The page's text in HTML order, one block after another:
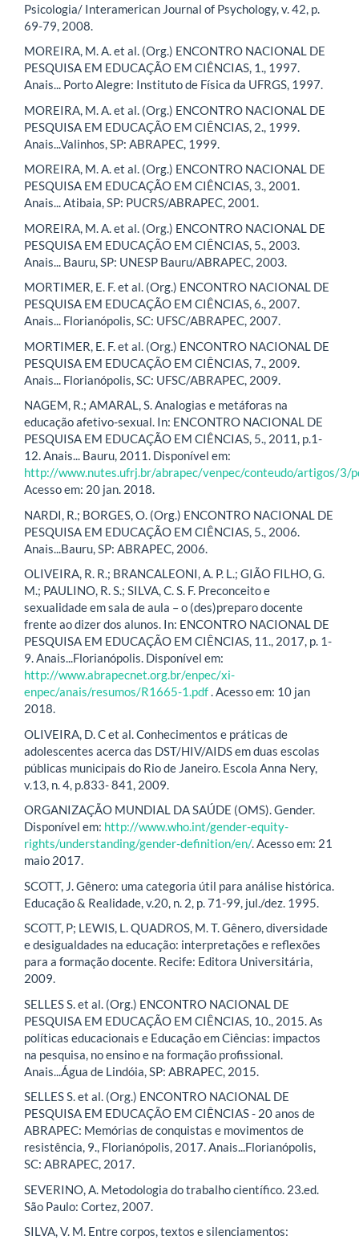
Psicologia/ Interamerican Journal of Psychology, v. 42, p.
69-79, 2008.
MOREIRA, M. A. et al. (Org.) ENCONTRO NACIONAL DE
PESQUISA EM EDUCAÇÃO EM CIÊNCIAS, 1., 1997.
Anais... Porto Alegre: Instituto de Física da UFRGS, 1997.
MOREIRA, M. A. et al. (Org.) ENCONTRO NACIONAL DE
PESQUISA EM EDUCAÇÃO EM CIÊNCIAS, 2., 1999.
Anais...Valinhos, SP: ABRAPEC, 1999.
MOREIRA, M. A. et al. (Org.) ENCONTRO NACIONAL DE
PESQUISA EM EDUCAÇÃO EM CIÊNCIAS, 3., 2001.
Anais... Atibaia, SP: PUCRS/ABRAPEC, 2001.
MOREIRA, M. A. et al. (Org.) ENCONTRO NACIONAL DE
PESQUISA EM EDUCAÇÃO EM CIÊNCIAS, 5., 2003.
Anais... Bauru, SP: UNESP Bauru/ABRAPEC, 2003.
MORTIMER, E. F. et al. (Org.) ENCONTRO NACIONAL DE
PESQUISA EM EDUCAÇÃO EM CIÊNCIAS, 6., 2007.
Anais... Florianópolis, SC: UFSC/ABRAPEC, 2007.
MORTIMER, E. F. et al. (Org.) ENCONTRO NACIONAL DE
PESQUISA EM EDUCAÇÃO EM CIÊNCIAS, 7., 2009.
Anais... Florianópolis, SC: UFSC/ABRAPEC, 2009.
NAGEM, R.; AMARAL, S. Analogias e metáforas na
educação afetivo-sexual. In: ENCONTRO NACIONAL DE
PESQUISA EM EDUCAÇÃO EM CIÊNCIAS, 5., 2011, p.1-
12. Anais... Bauru, 2011. Disponível em:
http://www.nutes.ufrj.br/abrapec/venpec/conteudo/artigos/3/
Acesso em: 20 jan. 2018.
NARDI, R.; BORGES, O. (Org.) ENCONTRO NACIONAL DE
PESQUISA EM EDUCAÇÃO EM CIÊNCIAS, 5., 2006.
Anais...Bauru, SP: ABRAPEC, 2006.
OLIVEIRA, R. R.; BRANCALEONI, A. P. L.; GIÃO FILHO, G.
M.; PAULINO, R. S.; SILVA, C. S. F. Preconceito e
sexualidade em sala de aula – o (des)preparo docente
frente ao dizer dos alunos. In: ENCONTRO NACIONAL DE
PESQUISA EM EDUCAÇÃO EM CIÊNCIAS, 11., 2017, p. 1-
9. Anais...Florianópolis. Disponível em:
http://www.abrapecnet.org.br/enpec/xi-
enpec/anais/resumos/R1665-1.pdf. Acesso em: 10 jan
2018.
OLIVEIRA, D. C et al. Conhecimentos e práticas de
adolescentes acerca das DST/HIV/AIDS em duas escolas
públicas municipais do Rio de Janeiro. Escola Anna Nery,
v.13, n. 4, p.833- 841, 2009.
ORGANIZAÇÃO MUNDIAL DA SAÚDE (OMS). Gender.
Disponível em: http://www.who.int/gender-equity-
rights/understanding/gender-definition/en/. Acesso em: 21
maio 2017.
SCOTT, J. Gênero: uma categoria útil para análise histórica.
Educação & Realidade, v.20, n. 2, p. 71-99, jul./dez. 1995.
SCOTT, P; LEWIS, L. QUADROS, M. T. Gênero, diversidade
e desigualdades na educação: interpretações e reflexões
para a formação docente. Recife: Editora Universitária,
2009.
SELLES S. et al. (Org.) ENCONTRO NACIONAL DE
PESQUISA EM EDUCAÇÃO EM CIÊNCIAS, 10., 2015. As
políticas educacionais e Educação em Ciências: impactos
na pesquisa, no ensino e na formação profissional.
Anais...Água de Lindóia, SP: ABRAPEC, 2015.
SELLES S. et al. (Org.) ENCONTRO NACIONAL DE
PESQUISA EM EDUCAÇÃO EM CIÊNCIAS - 20 anos de
ABRAPEC: Memórias de conquistas e movimentos de
resistência, 9., Florianópolis, 2017. Anais...Florianópolis,
SC: ABRAPEC, 2017.
SEVERINO, A. Metodologia do trabalho científico. 23.ed.
São Paulo: Cortez, 2007.
SILVA, V. M. Entre corpos, textos e silenciamentos: